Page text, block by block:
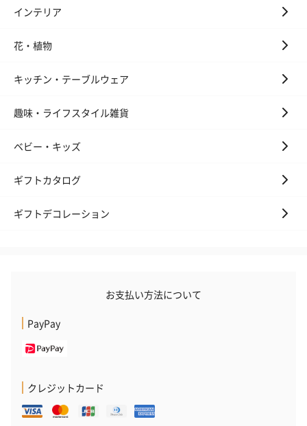
の＋αにおすすめです。
花束ハンドタオル（ピ
花束ハンドタ
フラッグカプセル：イ
ンセンススティック
（END）（880円）
（St.OSMANTHUS）
インテリア
花・植物
キッチン・テーブルウェア
趣味・ライフスタイル雑貨
ベビー・キッズ
ギフトカタログ
ギフトデコレーション
お支払い方法について
PayPay
クレジットカード